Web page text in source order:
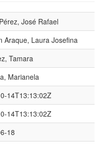
José Rafael
Araque, Laura Josefina
Tamara
Marianela
14T13:13:02Z
14T13:13:02Z
18